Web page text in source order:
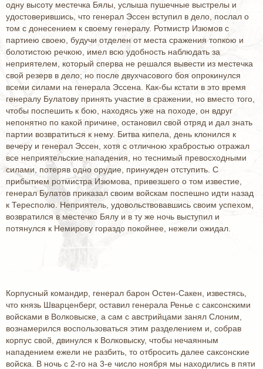
одну высоту местечка Бялы, услыша пушечные выстрелы и
удостоверившись, что генерал Эссен вступил в дело, послал о
том с донесением к своему генералу. Ротмистр Изюмов с
партиею своею, будучи отделен от места сражения топкою и
болотистою речкою, имел всю удобность наблюдать за
неприятелем, который сперва не решался вывести из местечка
свой резерв в дело; но после двухчасового боя опрокинулся
всеми силами на генерала Эссена. Как-бы кстати в это время
генералу Булатову принять участие в сражении, но вместо того,
чтобы поспешить к бою, находясь уже на походе, он вдруг
непонятно по какой причине, остановил свой отряд и дал знать
партии возвратиться к нему. Битва кипела, день клонился к
вечеру и генерал Эссен, хотя с отличною храбростью отражал
все неприятельские нападения, но теснимый превосходными
силами, потеряв одно орудие, принужден отступить. С
прибытием ротмистра Изюмова, привезшего о том известие,
генерал Булатов приказал своим войскам поспешно идти назад
к Тересполю. Неприятель, удовольствовавшись своим успехом,
возвратился в местечко Бялу и в ту же ночь выступил и
потянулся к Немирову гораздо покойнее, нежели ожидал.
Корпусный командир, генерал барон Остен-Сакен, известясь,
что князь Шварценберг, оставил генерала Ренье с саксонскими
войсками в Волковыске, а сам с австрийцами занял Слоним,
вознамерился воспользоваться этим разделением и, собрав
корпус свой, двинулся к Волковыску, чтобы нечаянным
нападением ежели не разбить, то отбросить далее саксонские
войска. В ночь с 2-го на 3-е число ноября мы находились в пяти